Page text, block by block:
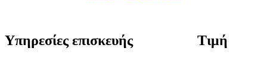
Υπηρεσίες επισκευής Τιμή